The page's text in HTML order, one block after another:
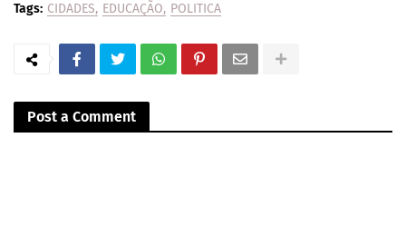
Tags: CIDADES EDUCAÇÃO POLITICA
Post a Comment